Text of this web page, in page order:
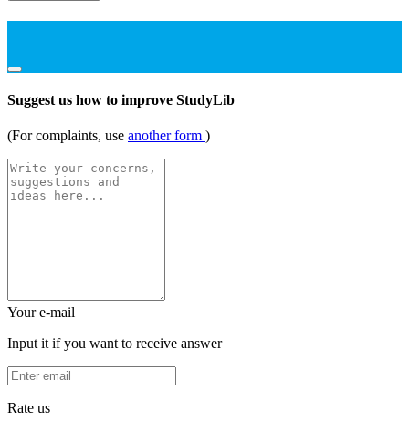
Suggest us how to improve StudyLib
(For complaints, use another form )
Your e-mail
Input it if you want to receive answer
Rate us